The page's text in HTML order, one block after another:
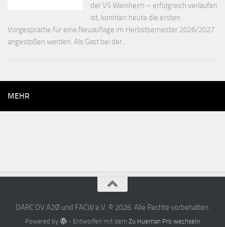
der VS Weinheim – erfolgreich verlaufen
ist, konnten heute die ersten
Vorgespräche für eine Neuauflage im Herbstsemester 2026/2027
angestoßen werden. Als Gast bei der...
MEHR
DARC OV A2Ø und FACW e.V. © 2026. Alle Rechte vorbehalten.
Powered by - Entworfen mit dem Zu Hueman Pro wechseln